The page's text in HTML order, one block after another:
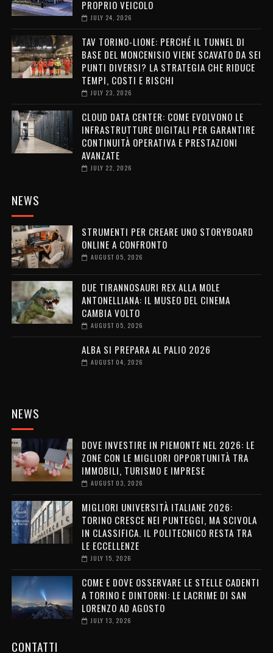
PROPRIO VEICOLO
JULY 24, 2026
TAV TORINO-LIONE: PERCHÉ IL TUNNEL DI
BASE DEL MONCENISIO VIENE SCAVATO DA SEI
PUNTI DIVERSI? LA STRATEGIA CHE RIDUCE
TEMPI, COSTI E RISCHI
JULY 23, 2026
CLOUD DATA CENTER: COME EVOLVONO LE
INFRASTRUTTURE DIGITALI PER GARANTIRE
CONTINUITÀ OPERATIVA E PRESTAZIONI
AVANZATE
JULY 22, 2026
NEWS
STRUMENTI PER CREARE UNO STORYBOARD
ONLINE A CONFRONTO
AUGUST 05, 2026
DUE TIRANNOSAURI REX ALLA MOLE
ANTONELLIANA: IL MUSEO DEL CINEMA
CAMBIA VOLTO
AUGUST 05, 2026
ALBA SI PREPARA AL PALIO 2026
AUGUST 04, 2026
NEWS
DOVE INVESTIRE IN PIEMONTE NEL 2026: LE
ZONE CON LE MIGLIORI OPPORTUNITÀ TRA
IMMOBILI, TURISMO E IMPRESE
AUGUST 03, 2026
MIGLIORI UNIVERSITÀ ITALIANE 2026:
TORINO CRESCE NEI PUNTEGGI, MA SCIVOLA
IN CLASSIFICA. IL POLITECNICO RESTA TRA
LE ECCELLENZE
JULY 15, 2026
COME E DOVE OSSERVARE LE STELLE CADENTI
A TORINO E DINTORNI: LE LACRIME DI SAN
LORENZO AD AGOSTO
JULY 13, 2026
CONTATTI